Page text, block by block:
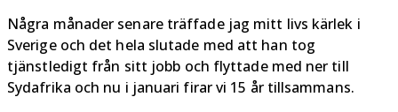
Några månader senare träffade jag mitt livs kärlek i
Sverige och det hela slutade med att han tog
tjänstledigt från sitt jobb och flyttade med ner till
Sydafrika och nu i januari firar vi 15 år tillsammans.